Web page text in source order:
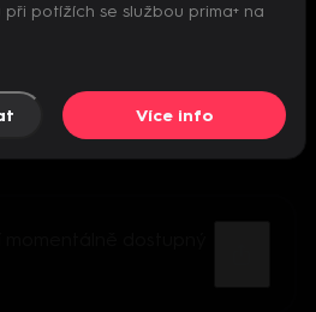
inicializovat přehrávač
potížích se službou prima+ na
Více info